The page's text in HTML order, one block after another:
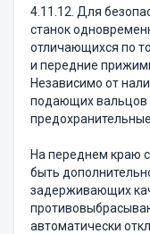
4.11.12. Для
станок
отличающихся по
и передние
Независимо от
подающих вальцов
На переднем краю
быть
задерживающих
автоматически